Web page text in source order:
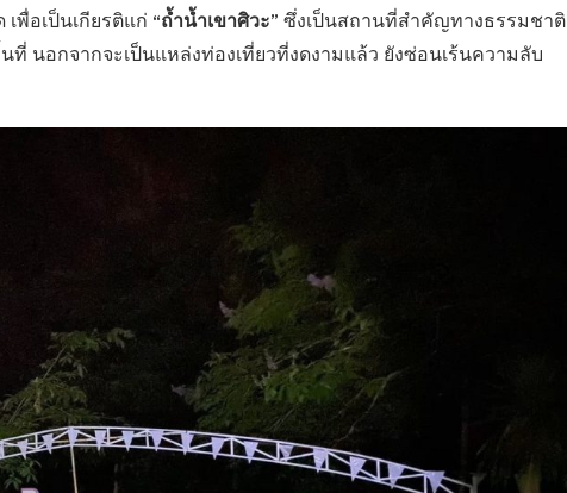
พื่อเป็นเกียรติแก่ “ถ้ำน้ำเขาศิวะ” ซึ่งเป็นสถานที่สำคัญทางธรรมชาติ
นอกจากจะเป็นแหล่งท่องเที่ยวที่งดงามแล้ว ยังซ่อนเร้นความลับ